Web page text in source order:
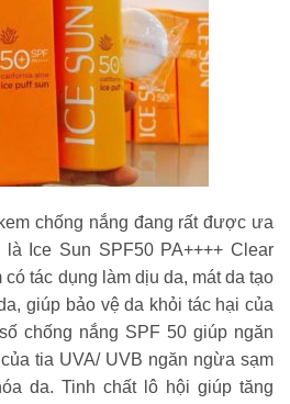
chống nắng đang rất được ưa
Ice Sun SPF50 PA++++ Clear
tác dụng làm dịu da, mát da tạo
giúp bảo vệ da khỏi tác hại của
chống nắng SPF 50 giúp ngăn
tia UVA/ UVB ngăn ngừa sạm
da. Tinh chất lô hội giúp tăng